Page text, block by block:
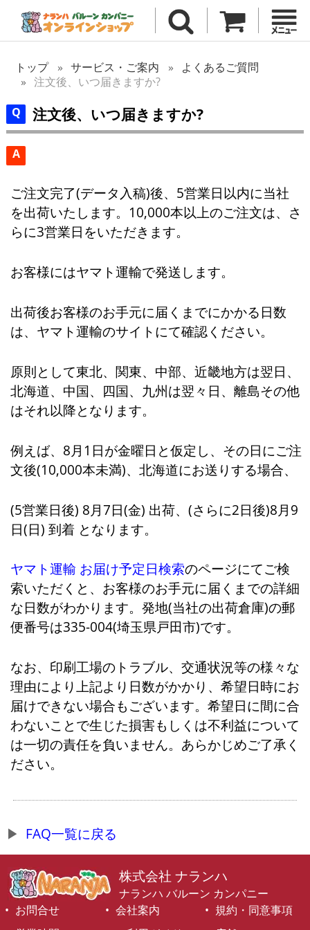
トップ サービス・ご案内
よくあるご質問
注文後、いつ届きますか?
注文後、いつ届きますか?
A
ご注文完了(データ入稿)後、5営業日以内に当社
を出荷いたします。10,000本以上のご注文は、さ
らに3営業日をいただきます。
お客様にはヤマト運輸で発送します。
出荷後お客様のお手元に届くまでにかかる日数
は、ヤマト運輸のサイトにて確認ください。
原則として東北、関東、中部、近畿地方は翌日、
北海道、中国、四国、九州は翌々日、離島その他
はそれ以降となります。
例えば、8月1日が金曜日と仮定し、その日にご注
文後(10,000本未満)、北海道にお送りする場合、
(5営業日後) 8月7日(金) 出荷、(さらに2日後)8月9
日(日) 到着 となります。
ヤマト運輸 お届け予定日検索のページにてご検
索いただくと、お客様のお手元に届くまでの詳細
な日数がわかります。発地(当社の出荷倉庫)の郵
便番号は335-004(埼玉県戸田市)です。
なお、印刷工場のトラブル、交通状況等の様々な
理由により上記より日数がかかり、希望日時にお
届けできない場合もございます。希望日に間に合
わないことで生じた損害もしくは不利益について
は一切の責任を負いません。あらかじめご了承く
ださい。
FAQ一覧に戻る
株式会社 ナランハ
ナランハ バルーン カンパニー
お問合せ
会社案内
規約・同意事項